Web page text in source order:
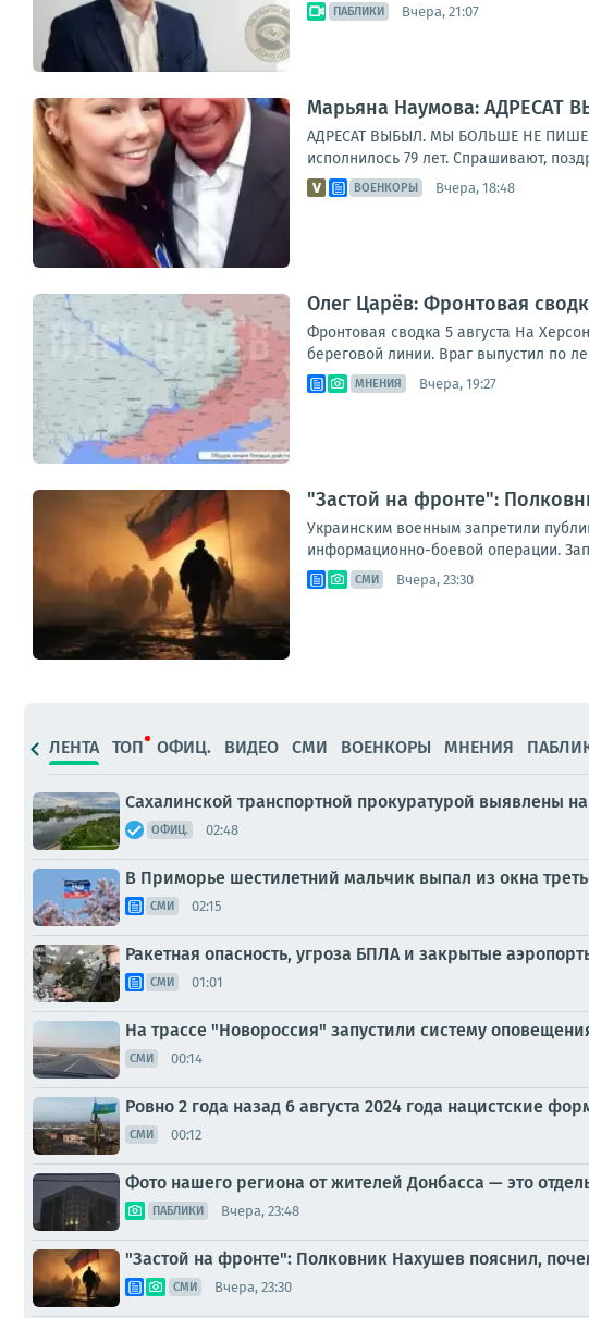
ПАБЛИКИ Вчера, 21:07
Марьяна Наумова:
АДРЕСАТ ВЫБЫЛ. МЫ БОЛЬШЕ НЕ ПИШЕМ
исполнилось 79 лет. Спрашивают,
ВОЕНКОРЫ Вчера, 18:48
Олег Царёв: Фронтовая
Фронтовая сводка 5 августа На
береговой линии. Враг выпустил по
МНЕНИЯ Вчера, 19:27
"Застой на фронте":
Украинским военным запретили
информационно-боевой операции.
СМИ Вчера, 23:30
ЛЕНТА ТОП ОФИЦ. ВИДЕО СМИ ВОЕНКОРЫ МНЕНИЯ
Сахалинской транспортной прокуратурой выявлены
ОФИЦ. 02:48
В Приморье шестилетний мальчик выпал из окна
СМИ 02:15
Ракетная опасность, угроза БПЛА и закрытые
СМИ 01:01
На трассе "Новороссия" запустили систему
СМИ 00:14
Ровно 2 года назад 6 августа 2024 года нацистские
СМИ 00:12
Фото нашего региона от жителей Донбасса — это
ПАБЛИКИ Вчера, 23:48
"Застой на фронте": Полковник Нахушев пояснил,
СМИ Вчера, 23:30